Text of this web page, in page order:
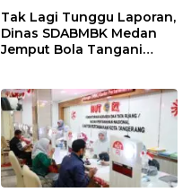
Tak Lagi Tunggu Laporan,
Dinas SDABMBK Medan
Jemput Bola Tangani